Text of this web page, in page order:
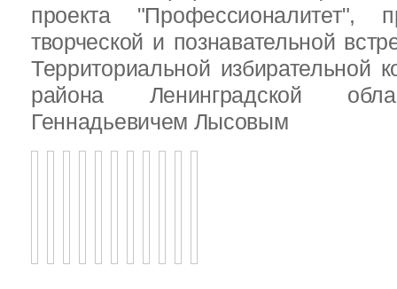
проекта "Профессионалитет",
творческой и познавательной
Территориальной избирательной
района Ленинградской
Геннадьевичем Лысовым